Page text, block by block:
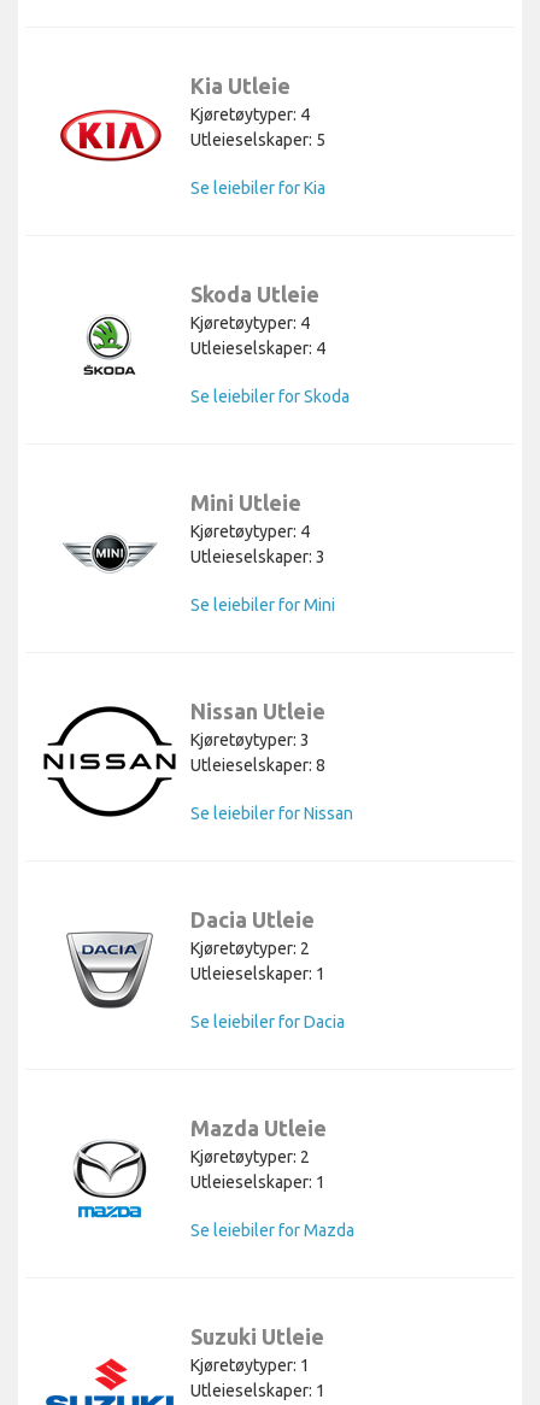
Kia Utleie
Kjøretøytyper: 4
Utleieselskaper: 5
Se leiebiler for Kia
Skoda Utleie
Kjøretøytyper: 4
Utleieselskaper: 4
Se leiebiler for Skoda
Mini Utleie
Kjøretøytyper: 4
Utleieselskaper: 3
Se leiebiler for Mini
Nissan Utleie
Kjøretøytyper: 3
Utleieselskaper: 8
Se leiebiler for Nissan
Dacia Utleie
Kjøretøytyper: 2
Utleieselskaper: 1
Se leiebiler for Dacia
Mazda Utleie
Kjøretøytyper: 2
Utleieselskaper: 1
Se leiebiler for Mazda
Suzuki Utleie
Kjøretøytyper: 1
Utleieselskaper: 1